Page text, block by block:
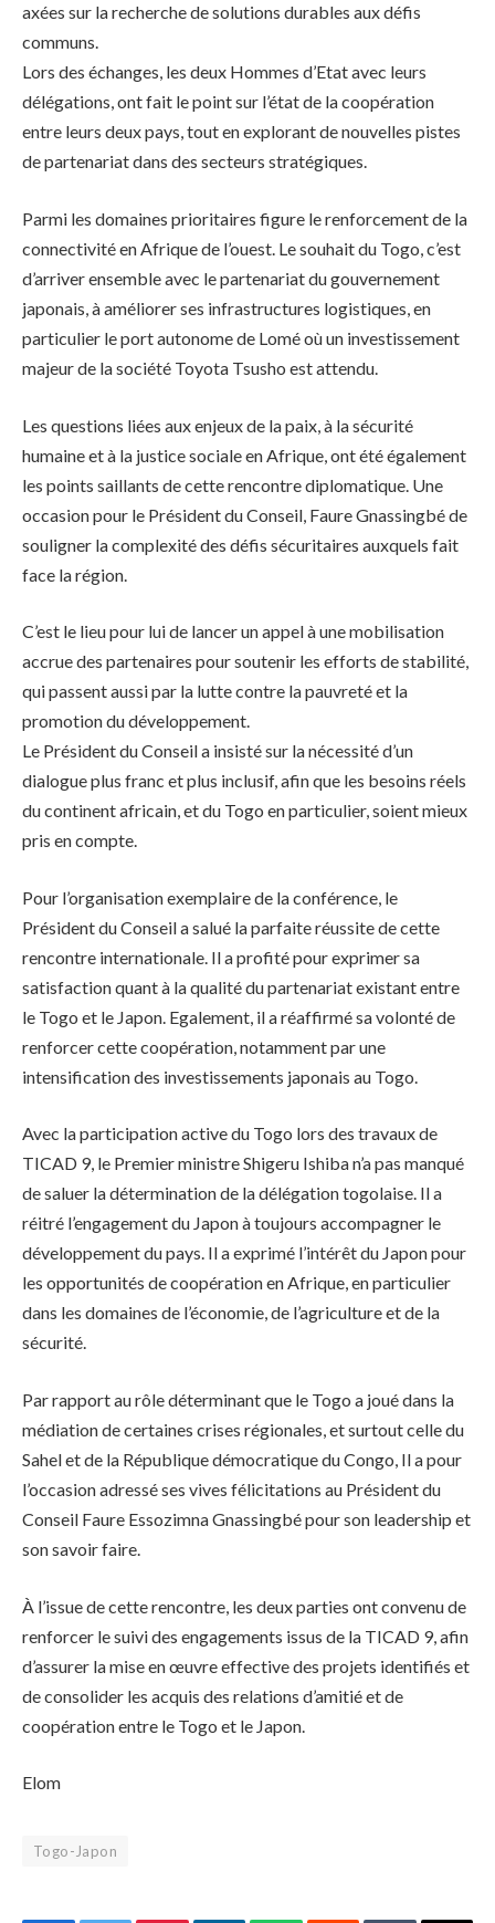
axées sur la recherche de solutions durables aux défis
communs.
Lors des échanges, les deux Hommes d’Etat avec leurs
délégations, ont fait le point sur l’état de la coopération
entre leurs deux pays, tout en explorant de nouvelles pistes
de partenariat dans des secteurs stratégiques.
Parmi les domaines prioritaires figure le renforcement de la
connectivité en Afrique de l’ouest. Le souhait du Togo, c’est
d’arriver ensemble avec le partenariat du gouvernement
japonais, à améliorer ses infrastructures logistiques, en
particulier le port autonome de Lomé où un investissement
majeur de la société Toyota Tsusho est attendu.
Les questions liées aux enjeux de la paix, à la sécurité
humaine et à la justice sociale en Afrique, ont été également
les points saillants de cette rencontre diplomatique. Une
occasion pour le Président du Conseil, Faure Gnassingbé de
souligner la complexité des défis sécuritaires auxquels fait
face la région.
C’est le lieu pour lui de lancer un appel à une mobilisation
accrue des partenaires pour soutenir les efforts de stabilité,
qui passent aussi par la lutte contre la pauvreté et la
promotion du développement.
Le Président du Conseil a insisté sur la nécessité d’un
dialogue plus franc et plus inclusif, afin que les besoins réels
du continent africain, et du Togo en particulier, soient mieux
pris en compte.
Pour l’organisation exemplaire de la conférence, le
Président du Conseil a salué la parfaite réussite de cette
rencontre internationale. Il a profité pour exprimer sa
satisfaction quant à la qualité du partenariat existant entre
le Togo et le Japon. Egalement, il a réaffirmé sa volonté de
renforcer cette coopération, notamment par une
intensification des investissements japonais au Togo.
Avec la participation active du Togo lors des travaux de
TICAD 9, le Premier ministre Shigeru Ishiba n’a pas manqué
de saluer la détermination de la délégation togolaise. Il a
réitré l’engagement du Japon à toujours accompagner le
développement du pays. Il a exprimé l’intérêt du Japon pour
les opportunités de coopération en Afrique, en particulier
dans les domaines de l’économie, de l’agriculture et de la
sécurité.
Par rapport au rôle déterminant que le Togo a joué dans la
médiation de certaines crises régionales, et surtout celle du
Sahel et de la République démocratique du Congo, Il a pour
l’occasion adressé ses vives félicitations au Président du
Conseil Faure Essozimna Gnassingbé pour son leadership et
son savoir faire.
À l’issue de cette rencontre, les deux parties ont convenu de
renforcer le suivi des engagements issus de la TICAD 9, afin
d’assurer la mise en œuvre effective des projets identifiés et
de consolider les acquis des relations d’amitié et de
coopération entre le Togo et le Japon.
Elom
Togo-Japon